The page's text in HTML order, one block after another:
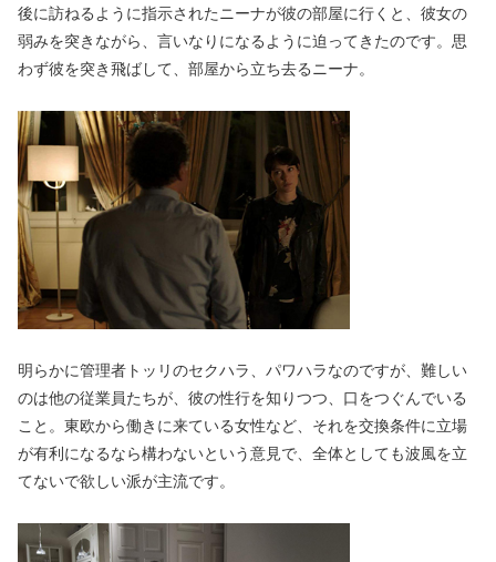
後に訪ねるように指示されたニーナが彼の部屋に行くと、彼女の
弱みを突きながら、言いなりになるように迫ってきたのです。思
わず彼を突き飛ばして、部屋から立ち去るニーナ。
明らかに管理者トッリのセクハラ、パワハラなのですが、難しい
のは他の従業員たちが、彼の性行を知りつつ、口をつぐんでいる
こと。東欧から働きに来ている女性など、それを交換条件に立場
が有利になるなら構わないという意見で、全体としても波風を立
てないで欲しい派が主流です。